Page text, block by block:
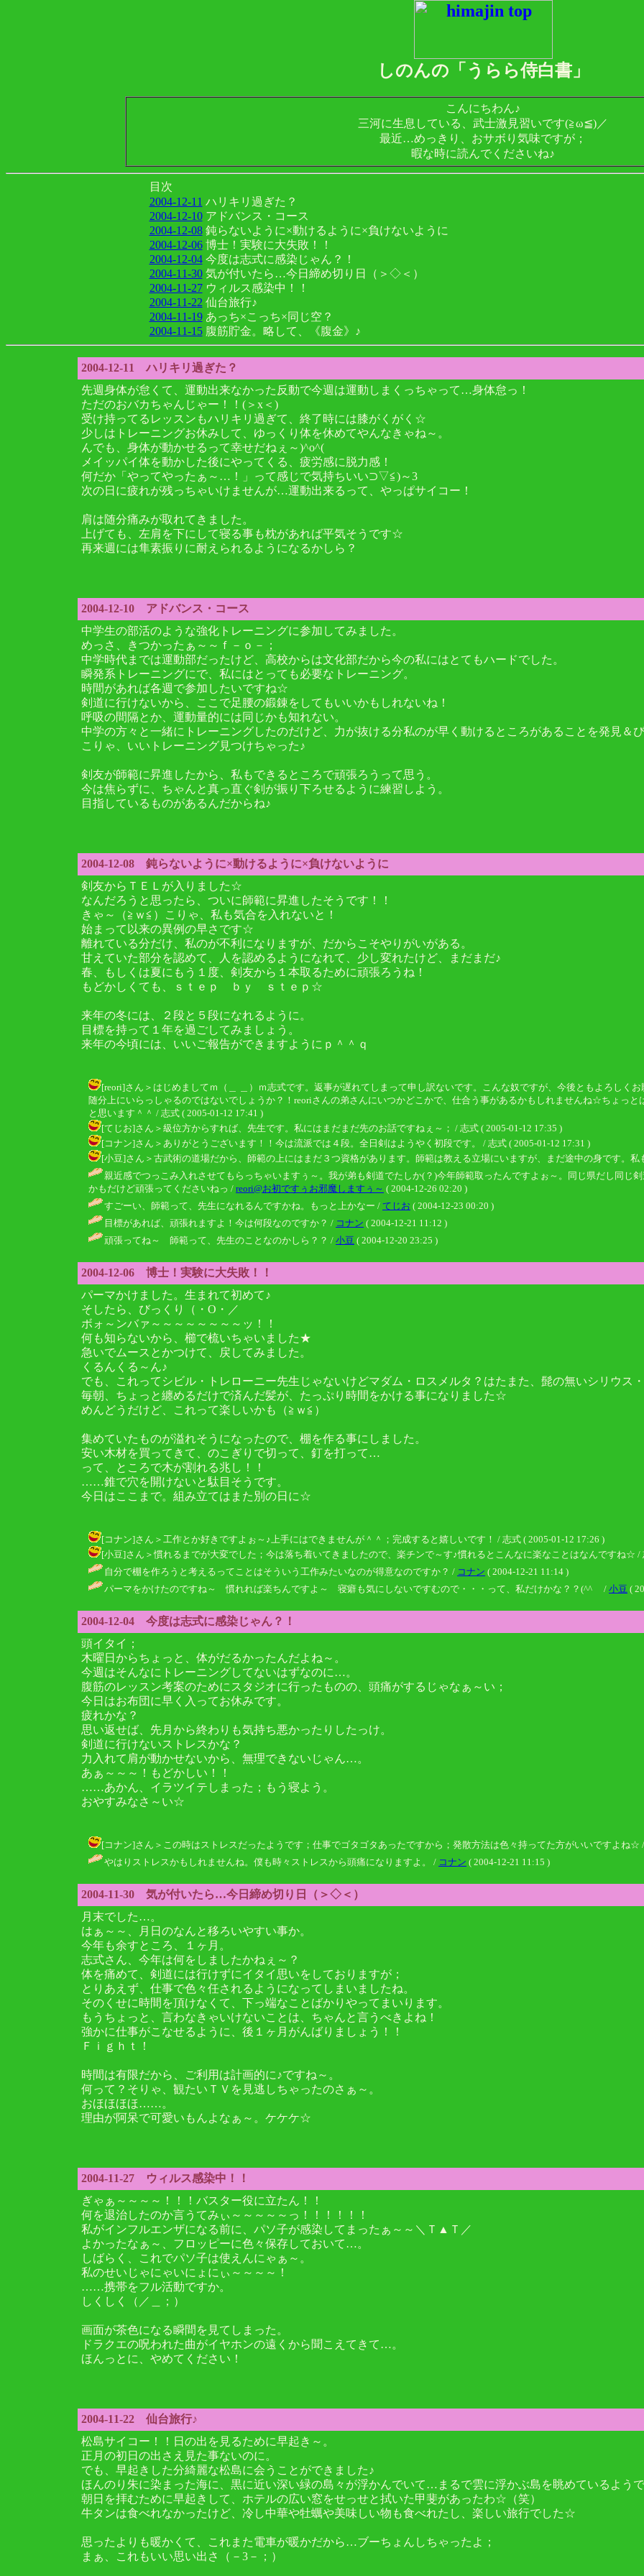
しのんの「うらら侍白書」
こんにちわん♪
三河に生息している、武士激見習いです(≧ω≦)／
最近…めっきり、おサボり気味ですが；
暇な時に読んでくださいね♪
目次
2004-12-11 ハリキリ過ぎた？
2004-12-10アドバンス・コース
2004-12-08鈍らないように×動けるように×負けないように
2004-12-06博士！実験に大失敗！！
2004-12-04今度は志式に感染じゃん？！
2004-11-30気が付いたら…今日締め切り日（＞◇＜）
2004-11-27ウィルス感染中！！
2004-11-22 仙台旅行♪
2004-11-19あっち×こっち×同じ空？
2004-11-15腹筋貯金。略して、《腹金》♪
2004-12-11 ハリキリ過ぎた？
先週身体が怠くて、運動出来なかった反動で今週は運動しまくっちゃって…身体怠っ！
ただのおバカちゃんじゃー！！(＞x＜)
受け持ってるレッスンもハリキリ過ぎて、終了時には膝がくがく☆
少しはトレーニングお休みして、ゆっくり体を休めてやんなきゃね～。
んでも、身体が動かせるって幸せだねぇ～)^o^(
メイッパイ体を動かした後にやってくる、疲労感に脱力感！
何だか「やってやったぁ～…！」って感じで気持ちいい⊃▽≦)～3
次の日に疲れが残っちゃいけませんが…運動出来るって、やっぱサイコー！
肩は随分痛みが取れてきました。
上げても、左肩を下にして寝る事も枕があれば平気そうです☆
再来週には隼素振りに耐えられるようになるかしら？
2004-12-10 アドバンス・コース
中学生の部活のような強化トレーニングに参加してみました。
めっさ、きつかったぁ～～ｆ－ｏ－；
中学時代までは運動部だったけど、高校からは文化部だから今の私にはとてもハードでした。
瞬発系トレーニングにで、私にはとっても必要なトレーニング。
時間があれば各週で参加したいですね☆
剣道に行けないから、ここで足腰の鍛錬をしてもいいかもしれないね！
呼吸の間隔とか、運動量的には同じかも知れない。
中学の方々と一緒にトレーニングしたのだけど、力が抜ける分私のが早く動けるところがあることを発見＆び
こりゃ、いいトレーニング見つけちゃった♪
剣友が師範に昇進したから、私もできるところで頑張ろうって思う。
今は焦らずに、ちゃんと真っ直ぐ剣が振り下ろせるように練習しよう。
目指しているものがあるんだからね♪
2004-12-08 鈍らないように×動けるように×負けないように
剣友からＴＥＬが入りました☆
なんだろうと思ったら、ついに師範に昇進したそうです！！
きゃ～（≧ｗ≦）こりゃ、私も気合を入れないと！
始まって以来の異例の早さです☆
離れている分だけ、私のが不利になりますが、だからこそやりがいがある。
甘えていた部分を認めて、人を認めるようになれて、少し変れたけど、まだまだ♪
春、もしくは夏にもう１度、剣友から１本取るために頑張ろうね！
もどかしくても、ｓｔｅｐ ｂｙ ｓｔｅｐ☆
来年の冬には、２段と５段になれるように。
目標を持って１年を過ごしてみましょう。
来年の今頃には、いいご報告ができますようにｐ＾＾ｑ
[reori]さん＞はじめましてｍ（＿ ＿）ｍ志式です。返事が遅れてしまって申し訳ないです。こんな奴ですが、今後ともよろしく
随分上にいらっしゃるのではないでしょうか？！reoriさんの弟さんにいつかどこかで、仕合う事があるかもしれませんね☆ちょっ
と思います＾＾ / 志式 ( 2005-01-12 17:41 )
[てじお]さん＞級位方からすれば、先生です。私にはまだまだ先のお話ですねぇ～； / 志式 ( 2005-01-12 17:35 )
[コナン]さん＞ありがとうございます！！今は流派では４段。全日剣はようやく初段です。 / 志式 ( 2005-01-12 17:31 )
[小豆]さん＞古武術の道場だから、師範の上にはまだ３つ資格があります。師範は教える立場にいますが、まだ途中の身です。私
親近感でつっこみ入れさせてもらっちゃいますぅ～。我が弟も剣道でたしか(？)今年師範取ったんですよぉ～。同じ県だし同じ
かもだけど頑張ってくださいねっ / reori@お初ですぅお邪魔しますぅ～ ( 2004-12-26 02:20 )
すごーい、師範って、先生になれるんですかね。もっと上かなー / てじお ( 2004-12-23 00:20 )
目標があれば、頑張れますよ！今は何段なのですか？ / コナン ( 2004-12-21 11:12 )
頑張ってね～ 師範って、先生のことなのかしら？？ / 小豆 ( 2004-12-20 23:25 )
2004-12-06 博士！実験に大失敗！！
パーマかけました。生まれて初めて♪
そしたら、びっくり（・O・／
ボォ～ンバァ～～～～～～～～ッ！！
何も知らないから、櫛で梳いちゃいました★
急いでムースとかつけて、戻してみました。
くるんくる～ん♪
でも、これってシビル・トレローニー先生じゃないけどマダム・ロスメルタ？はたまた、髭の無いシリウス・
毎朝、ちょっと纏めるだけで済んだ髪が、たっぷり時間をかける事になりました☆
めんどうだけど、これって楽しいかも（≧ｗ≦）
集めていたものが溢れそうになったので、棚を作る事にしました。
安い木材を買ってきて、のこぎりで切って、釘を打って…
って、ところで木が割れる兆し！！
……錐で穴を開けないと駄目そうです。
今日はここまで。組み立てはまた別の日に☆
[コナン]さん＞工作とか好きですよぉ～♪上手にはできませんが＾＾；完成すると嬉しいです！ / 志式 ( 2005-01-12 17:26 )
[小豆]さん＞慣れるまでが大変でした；今は落ち着いてきましたので、楽チンで～す♪慣れるとこんなに楽なことはなんですね☆ /
自分で棚を作ろうと考えるってことはそういう工作みたいなのが得意なのですか？ / コナン ( 2004-12-21 11:14 )
パーマをかけたのですね～ 慣れれば楽ちんですよ～ 寝癖も気にしないですむので・・・って、私だけかな？？(^^ゞ / 小豆 (
2004-12-04 今度は志式に感染じゃん？！
頭イタイ；
木曜日からちょっと、体がだるかったんだよね～。
今週はそんなにトレーニングしてないはずなのに…。
腹筋のレッスン考案のためにスタジオに行ったものの、頭痛がするじゃなぁ～い；
今日はお布団に早く入ってお休みです。
疲れかな？
思い返せば、先月から終わりも気持ち悪かったりしたっけ。
剣道に行けないストレスかな？
力入れて肩が動かせないから、無理できないじゃん…。
あぁ～～～！もどかしい！！
……あかん、イラツイテしまった；もう寝よう。
おやすみなさ～い☆
[コナン]さん＞この時はストレスだったようです；仕事でゴタゴタあったですから；発散方法は色々持ってた方がいいですよね☆
やはりストレスかもしれませんね。僕も時々ストレスから頭痛になりますよ。 / コナン ( 2004-12-21 11:15 )
2004-11-30 気が付いたら…今日締め切り日（＞◇＜）
月末でした…。
はぁ～～、月日のなんと移ろいやすい事か。
今年も余すところ、１ヶ月。
志式さん、今年は何をしましたかねぇ～？
体を痛めて、剣道には行けずにイタイ思いをしておりますが；
とりあえず、仕事で色々任されるようになってしまいましたね。
そのくせに時間を頂けなくて、下っ端なことばかりやってまいります。
もうちょっと、言わなきゃいけないことは、ちゃんと言うべきよね！
強かに仕事がこなせるように、後１ヶ月がんばりましょう！！
Ｆｉｇｈｔ！
時間は有限だから、ご利用は計画的に♪ですね～。
何って？そりゃ、観たいＴＶを見逃しちゃったのさぁ～。
おほほほほ……。
理由が阿呆で可愛いもんよなぁ～。ケケケ☆
2004-11-27 ウィルス感染中！！
ぎゃぁ～～～～！！！バスター役に立たん！！
何を退治したのか言うてみぃ～～～～～っ！！！！！！
私がインフルエンザになる前に、パソ子が感染してまったぁ～～＼Ｔ▲Ｔ／
よかったなぁ～、フロッピーに色々保存しておいて…。
しばらく、これでパソ子は使えんにゃぁ～。
私のせいじゃにゃいにょにぃ～～～～！
……携帯をフル活動ですか。
しくしく（／＿；）
画面が茶色になる瞬間を見てしまった。
ドラクエの呪われた曲がイヤホンの遠くから聞こえてきて…。
ほんっとに、やめてください！
2004-11-22 仙台旅行♪
松島サイコー！！日の出を見るために早起き～。
正月の初日の出さえ見た事ないのに。
でも、早起きした分綺麗な松島に会うことができました♪
ほんのり朱に染まった海に、黒に近い深い緑の島々が浮かんでいて…まるで雲に浮かぶ島を眺めているよ
朝日を拝むために早起きして、ホテルの広い窓をせっせと拭いた甲斐があったわ☆（笑）
牛タンは食べれなかったけど、冷し中華や牡蠣や美味しい物も食べれたし、楽しい旅行でした☆
思ったよりも暖かくて、これまた電車が暖かだから…ブーちょんしちゃったよ；
まぁ、これもいい思い出さ（－3－；）